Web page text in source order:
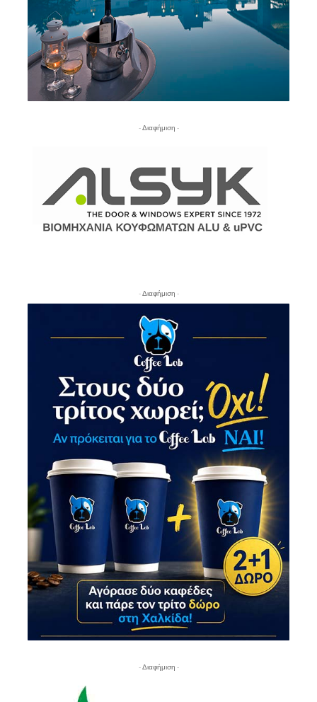
- Διαφήμιση -
- Διαφήμιση -
- Διαφήμιση -